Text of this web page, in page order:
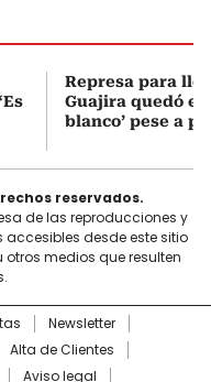
Represa para
Guajira quedó en
blanco’ pese a
reservados.
de las reproducciones y
desde este sitio
medios que resulten
Newsletter
Alta de Clientes
Aviso legal